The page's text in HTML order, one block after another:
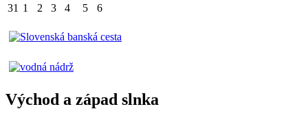
31 1 2 3 4 5 6
Východ a západ slnka